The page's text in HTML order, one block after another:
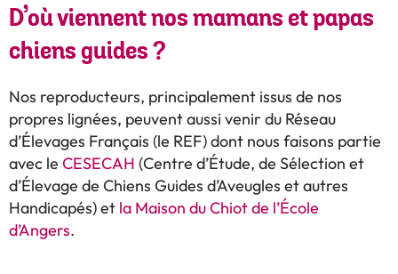
D’où viennent nos mamans et papas
chiens guides ?
Nos reproducteurs, principalement issus de nos
propres lignées, peuvent aussi venir du Réseau
d’Élevages Français (le REF) dont nous faisons partie
avec le CESECAH (Centre d’Étude, de Sélection et
d’Élevage de Chiens Guides d’Aveugles et autres
Handicapés) et la Maison du Chiot de l’École
d’Angers.